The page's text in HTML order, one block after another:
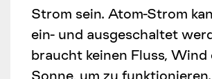
Strom sein. Atom-Strom
ein- und ausgeschaltet
braucht keinen Fluss, Wind